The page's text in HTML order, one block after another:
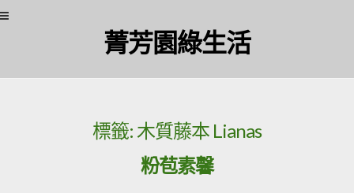
Skip to navigation菁芳園綠生活
標籤: 木質藤本 Lianas
粉苞素馨